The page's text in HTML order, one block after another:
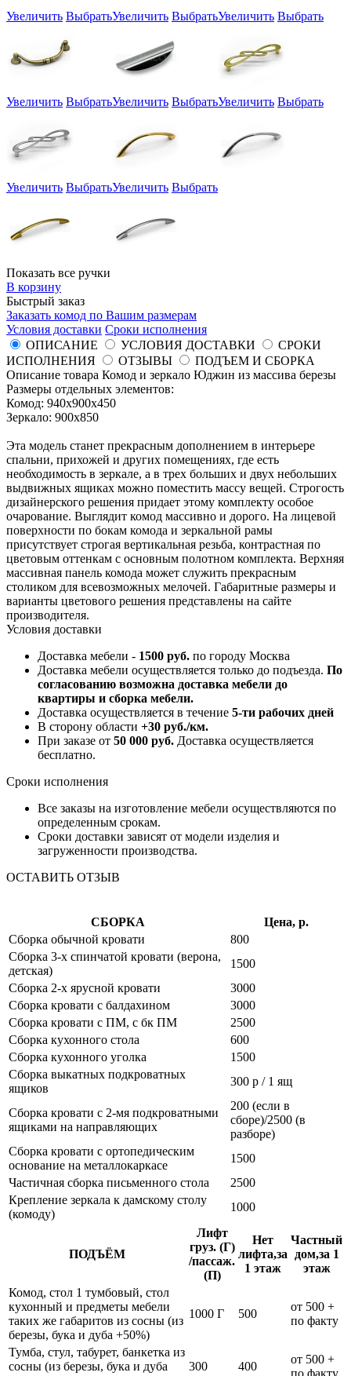
Увеличить ВыбратьУвеличить ВыбратьУвеличить Выбрать
Увеличить ВыбратьУвеличить ВыбратьУвеличить Выбрать
Увеличить ВыбратьУвеличить Выбрать
Показать все ручки
В корзину
Быстрый заказ
Заказать комод по Вашим размерам
Условия доставки Сроки исполнения
ОПИСАНИЕ
УСЛОВИЯ ДОСТАВКИ
СРОКИ
ИСПОЛНЕНИЯ
ОТЗЫВЫ
ПОДЪЕМ И СБОРКА
Описание товара Комод и зеркало Юджин из массива березы
Размеры отдельных элементов:
Комод: 940х900х450
Зеркало: 900x850
Эта модель станет прекрасным дополнением в интерьере
спальни, прихожей и других помещениях, где есть
необходимость в зеркале, а в трех больших и двух небольших
выдвижных ящиках можно поместить массу вещей. Строгость
дизайнерского решения придает этому комплекту особое
очарование. Выглядит комод массивно и дорого. На лицевой
поверхности по бокам комода и зеркальной рамы
присутствует строгая вертикальная резьба, контрастная по
цветовым оттенкам с основным полотном комплекта. Верхняя
массивная панель комода может служить прекрасным
столиком для всевозможных мелочей. Габаритные размеры и
варианты цветового решения представлены на сайте
производителя.
Условия доставки
Доставка мебели - 1500 руб. по городу Москва
Доставка мебели осуществляется только до подъезда. По
согласованию возможна доставка мебели до
квартиры и сборка мебели.
Доставка осуществляется в течение 5-ти рабочих дней
В сторону области +30 руб./км.
При заказе от 50 000 руб. Доставка осуществляется
бесплатно.
Сроки исполнения
Все заказы на изготовление мебели осуществляются по
определенным срокам.
Сроки доставки зависят от модели изделия и
загруженности производства.
ОСТАВИТЬ ОТЗЫВ
СБОРКА
Цена, р.
Сборка обычной кровати
800
Сборка 3-х спинчатой кровати (верона,
детская)
1500
Сборка 2-х ярусной кровати
3000
Сборка кровати с балдахином
3000
Сборка кровати с ПМ, с бк ПМ
2500
Сборка кухонного стола
600
Сборка кухонного уголка
1500
Сборка выкатных подкроватных
ящиков
300 р / 1 ящ
Сборка кровати с 2-мя подкроватными
ящиками на направляющих
200 (если в
сборе)/2500 (в
разборе)
Сборка кровати с ортопедическим
основание на металлокаркасе
1500
Частичная сборка письменного стола
2500
Крепление зеркала к дамскому столу
(комоду)
1000
ПОДЪЁМ
Лифт
груз. (Г)
/пассаж.
(П)
Нет
лифта,за
1 этаж
Частный
дом,за 1
этаж
Комод, стол 1 тумбовый, стол
кухонный и предметы мебели
таких же габаритов из сосны (из
березы, бука и дуба +50%)
1000 Г 500
от 500 +
по факту
Тумба, стул, табурет, банкетка из
сосны (из березы, бука и дуба
300 400
от 500 +